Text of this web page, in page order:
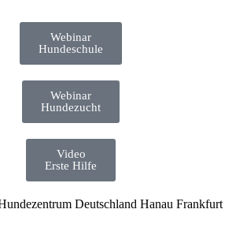
Webinar
Hundeschule
Webinar
Hundezucht
Video
Erste Hilfe